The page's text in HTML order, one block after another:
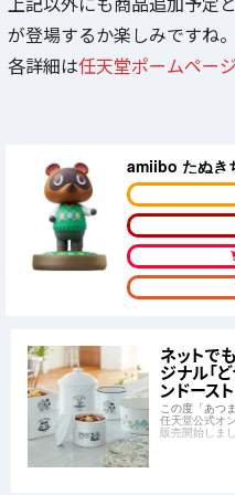
が登場するか楽しみですね。
各詳細は任天堂ポームページ
amiibo たぬき
ネットで
ジナル「
ンドース
この度「あつ
任天堂公式オ
販売開始しま